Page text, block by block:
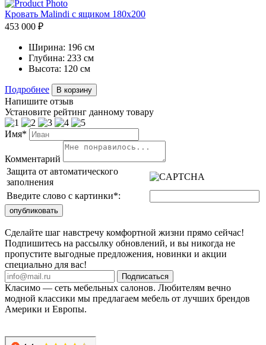
Кровать Malindi с ящиком 180х200
453 000 ₽
Ширина: 196 см
Глубина: 233 см
Высота: 120 см
Подробнее В корзину
Напишите отзыв
Установите рейтинг данному товару
Имя*
Комментарий
Защита от автоматического
заполнения
Введите слово с картинки*:
Сделайте шаг навстречу комфортной жизни прямо сейчас!
Подпишитесь на рассылку обновлений, и вы никогда не
пропустите выгодные предложения, новинки и акции
специально для вас!
Подписаться
Класимо — cеть мебельных салонов. Любителям вечно
модной классики мы предлагаем мебель от лучших брендов
Америки и Европы.